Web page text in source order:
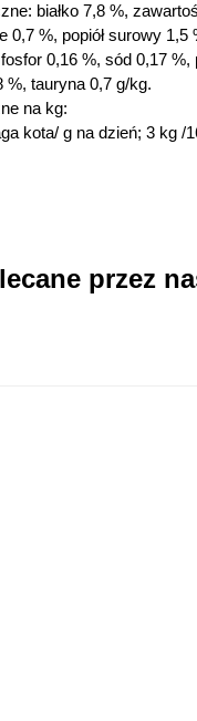
białko 7,8 %,
0,7 %, popiół surowy 1,5
0,16 %, sód 0,17 %,
%, tauryna 0,7 g/kg.
na kg:
kota/ g na dzień; 3 kg /
przez